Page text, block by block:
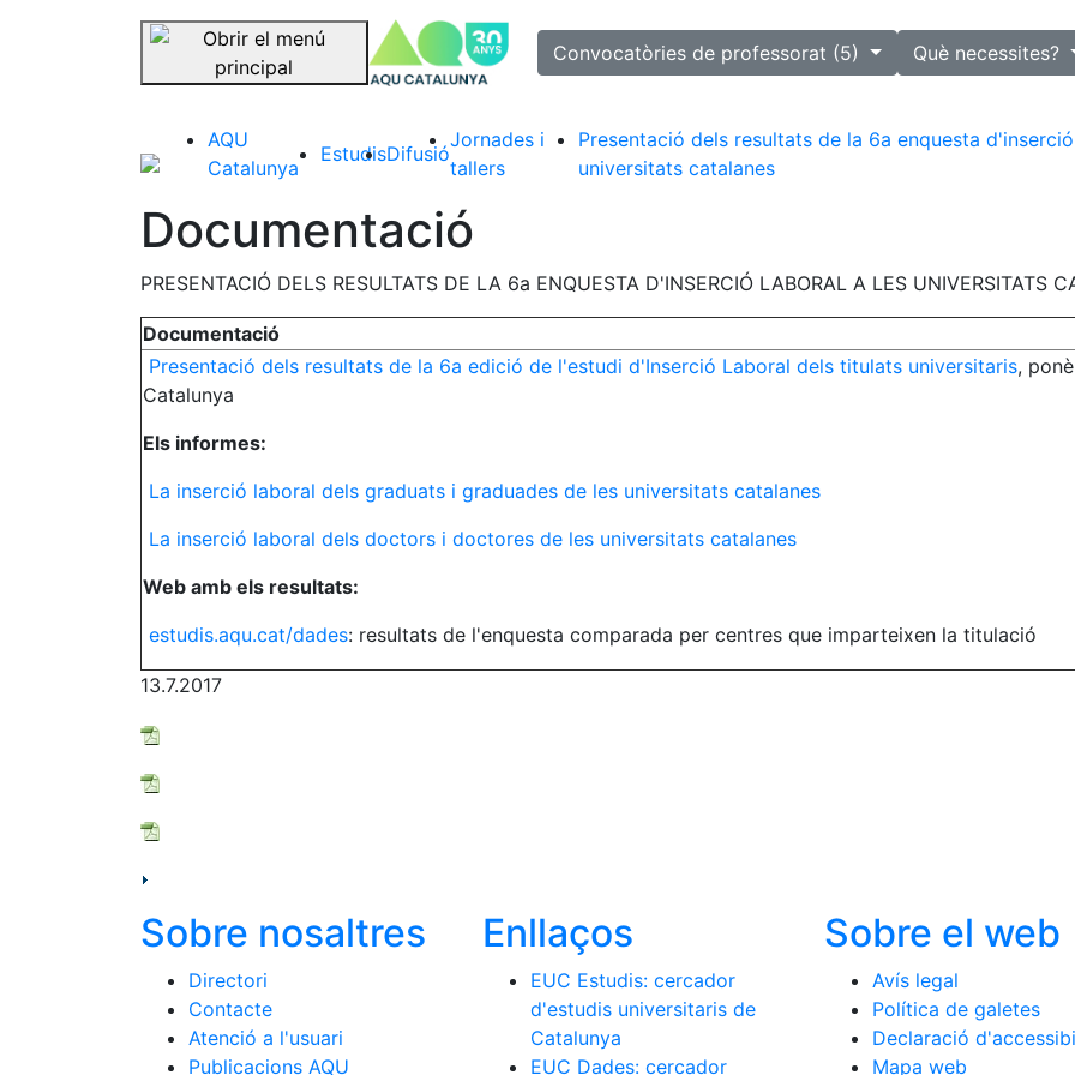
Saltar la navegació
selected
Convocatòries de professorat (5)
Què necessites?
AQU
Catalunya
EstudisDifusió
Jornades i
tallers
Presentació dels resultats de la 6a enquesta
universitats catalanes
Documentació
PRESENTACIÓ DELS RESULTATS DE LA 6a ENQUESTA D'INSERCIÓ LABORAL A LES UNIVERSITATS
Documentació
Presentació dels resultats de la 6a edició de l'estudi d'Inserció Laboral dels titulats universitaris,
Catalunya
Els informes:
La inserció laboral dels graduats i graduades de les universitats catalanes
La inserció laboral dels doctors i doctores de les universitats catalanes
Web amb els resultats:
estudis.aqu.cat/dades: resultats de l'enquesta comparada per centres que imparteixen la titulació
13.7.2017
Sobre nosaltres
Directori
Contacte
Atenció a l'usuari
Publicacions AQU
Enllaços
EUC Estudis: cercador
d'estudis universitaris de
Catalunya
EUC Dades: cercador
Sobre el web
Avís legal
Política de galetes
Declaració
Mapa web